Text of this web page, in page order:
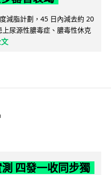
減脂計劃，45 日內減去約 20
尿源性膿毒症、膿毒性休克
四發一收同步獨